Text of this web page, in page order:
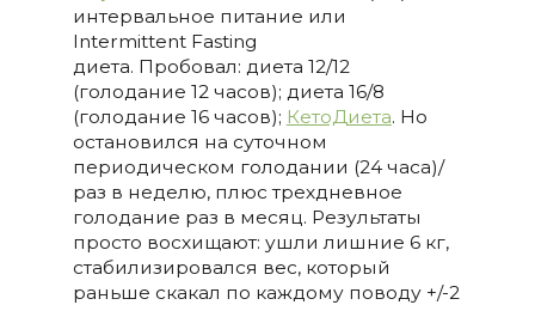
интервальное питание или
Intermittent Fasting
диета. Пробовал: диета 12/12
(голодание 12 часов); диета 16/8
(голодание 16 часов); КетоДиета. Но
остановился на суточном
периодическом голодании (24 часа)/
раз в неделю, плюс трехдневное
голодание раз в месяц. Результаты
просто восхищают: ушли лишние 6 кг,
стабилизировался вес, который
раньше скакал по каждому поводу +/-2